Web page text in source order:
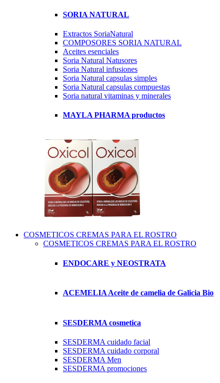
SORIA NATURAL
Extractos SoriaNatural
COMPOSORES SORIA NATURAL
Aceites esenciales
Soria Natural Natusores
Soria Natural infusiones
Soria Natural capsulas simples
Soria Natural capsulas compuestas
Soria natural vitaminas y minerales
MAYLA PHARMA productos
COSMETICOS CREMAS PARA EL ROSTRO
COSMETICOS CREMAS PARA EL ROSTRO
ENDOCARE y NEOSTRATA
ACEMELIA Aceite de camelia de Galicia Bio
SESDERMA cosmetica
SESDERMA cuidado facial
SESDERMA cuidado corporal
SESDERMA Men
SESDERMA promociones